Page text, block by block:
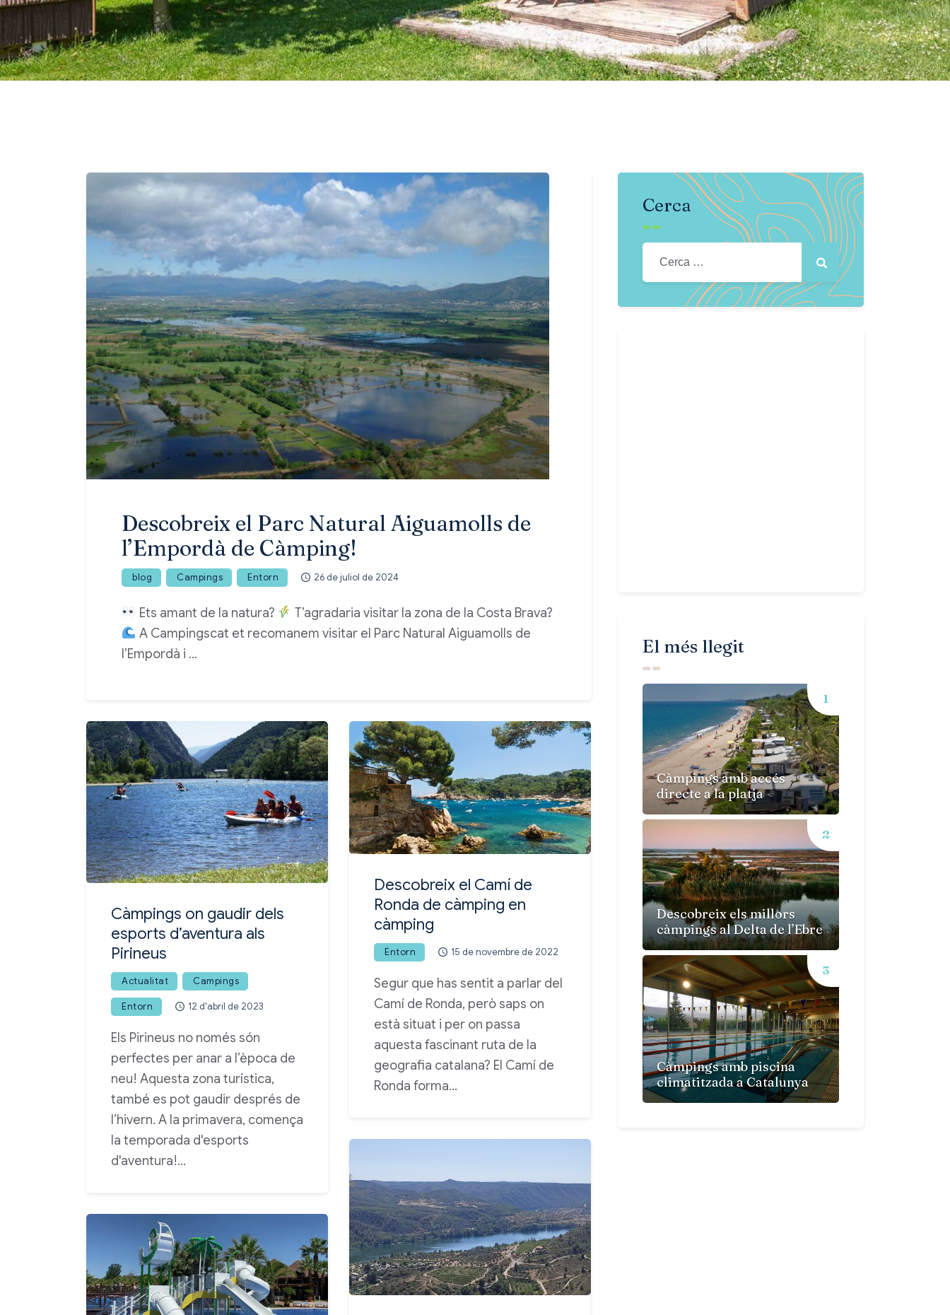
Descobreix el Parc Natural Aiguamolls de
l’Empordà de Càmping!
blog Campings Entorn 26 de juliol de 2024
Ets amant de la natura?
T’agradaria visitar la zona de la Costa Brava?
A Campingscat et recomanem visitar el Parc Natural Aiguamolls de
l’Empordà i …
Càmpings on gaudir dels
esports d’aventura als
Pirineus
Actualitat Campings
Entorn 12 d'abril de 2023
Els Pirineus no només són
perfectes per anar a l’època de
neu! Aquesta zona turística,
també es pot gaudir després de
l’hivern. A la primavera, comença
la temporada d'esports
d'aventura!…
Descobreix el Camí de
Ronda de càmping en
càmping
Entorn 15 de novembre de 2022
Segur que has sentit a parlar del
Camí de Ronda, però saps on
està situat i per on passa
aquesta fascinant ruta de la
geografia catalana? El Camí de
Ronda forma…
Cerca
El més llegit
Càmpings amb accés
directe a la platja
Descobreix els millors
càmpings al Delta de l’Ebre
Càmpings amb piscina
climatitzada a Catalunya